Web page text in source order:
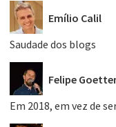
Emílio Calil
Saudade dos blogs
Felipe
Em 2018, em vez de